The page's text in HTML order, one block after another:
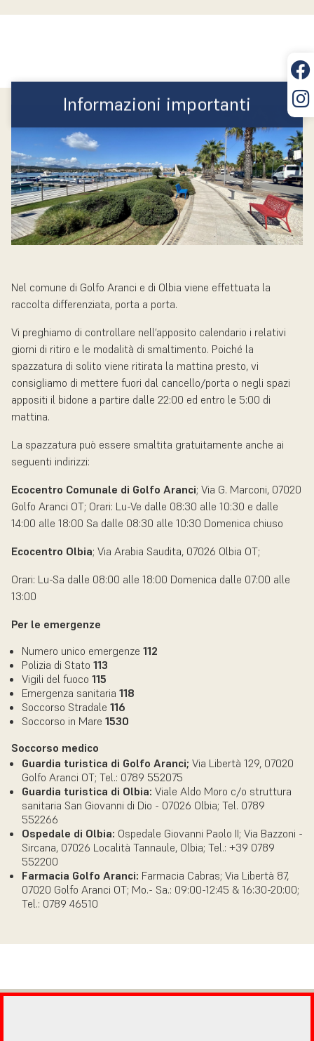
Nel comune di Golfo Aranci e di Olbia viene effettuata la
raccolta differenziata, porta a porta.
Vi preghiamo di controllare nell’apposito calendario i relativi
giorni di ritiro e le modalità di smaltimento. Poiché la
spazzatura di solito viene ritirata la mattina presto, vi
consigliamo di mettere fuori dal cancello/porta o negli spazi
appositi il bidone a partire dalle 22:00 ed entro le 5:00 di
mattina.
La spazzatura può essere smaltita gratuitamente anche ai
seguenti indirizzi:
Ecocentro Comunale di Golfo Aranci; Via G. Marconi, 07020
Golfo Aranci OT; Orari: Lu-Ve dalle 08:30 alle 10:30 e dalle
14:00 alle 18:00 Sa dalle 08:30 alle 10:30 Domenica chiuso
Ecocentro Olbia; Via Arabia Saudita, 07026 Olbia OT;
Orari: Lu-Sa dalle 08:00 alle 18:00 Domenica dalle 07:00 alle
13:00
Per le emergenze
Numero unico emergenze 112
Polizia di Stato 113
Vigili del fuoco 115
Emergenza sanitaria 118
Soccorso Stradale 116
Soccorso in Mare 1530
Soccorso medico
Guardia turistica di Golfo Aranci; Via Libertà 129, 07020
Golfo Aranci OT; Tel.: 0789 552075
Guardia turistica di Olbia: Viale Aldo Moro c/o struttura
sanitaria San Giovanni di Dio - 07026 Olbia; Tel. 0789
552266
Ospedale di Olbia: Ospedale Giovanni Paolo II; Via Bazzoni -
Sircana, 07026 Località Tannaule, Olbia; Tel.: +39 0789
552200
Farmacia Golfo Aranci: Farmacia Cabras; Via Libertà 87,
07020 Golfo Aranci OT; Mo.- Sa.: 09:00-12:45 & 16:30-20:00;
Tel.: 0789 46510
Informazioni importanti